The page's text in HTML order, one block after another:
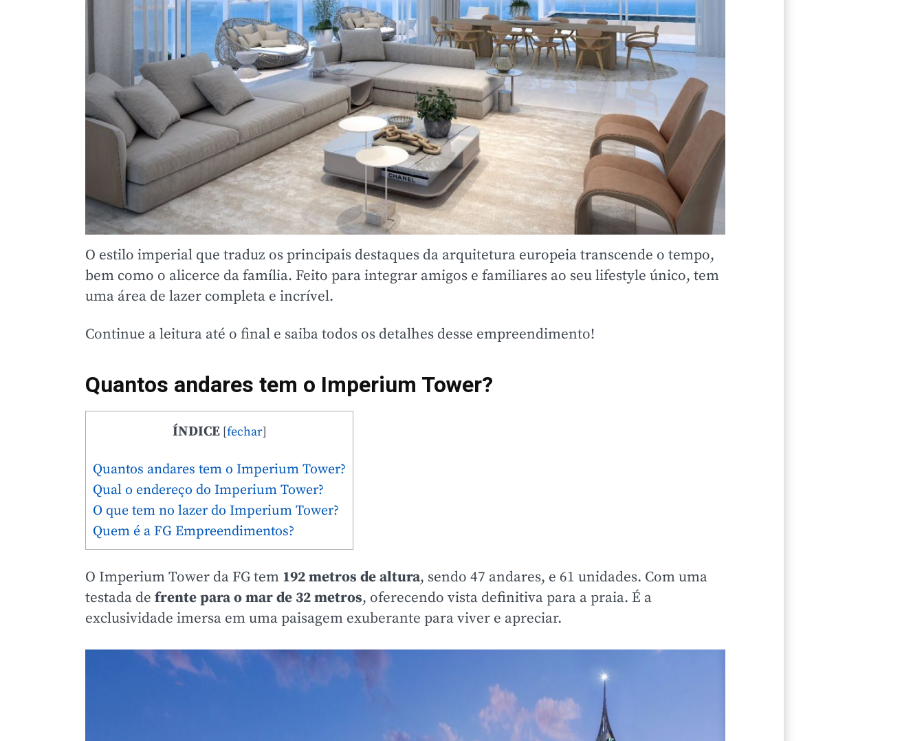
O estilo imperial que traduz os principais destaques da arquitetura europeia transcende o tempo,
bem como o alicerce da família. Feito para integrar amigos e familiares ao seu lifestyle único, tem
uma área de lazer completa e incrível.
Continue a leitura até o final e saiba todos os detalhes desse empreendimento!
Quantos andares tem o Imperium Tower?
ÍNDICE [fechar]
Quantos andares tem o Imperium Tower?
Qual o endereço do Imperium Tower?
O que tem no lazer do Imperium Tower?
Quem é a FG Empreendimentos?
O Imperium Tower da FG tem 192 metros de altura, sendo 47 andares, e 61 unidades. Com uma
testada de frente para o mar de 32 metros, oferecendo vista definitiva para a praia. É a
exclusividade imersa em uma paisagem exuberante para viver e apreciar.